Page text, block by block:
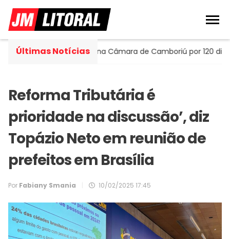
Últimas Notícias
assume cadeira na Câmara de Camboriú por 120 dias
Reforma Tributária é
prioridade na discussão’, diz
Topázio Neto em reunião de
prefeitos em Brasília
Por Fabiany Smania 10/02/2025 17:45